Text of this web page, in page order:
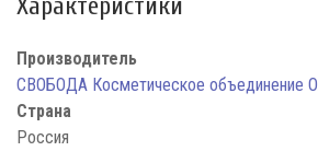
Производитель
СВОБОДА Косметическое объединение
Страна
Россия